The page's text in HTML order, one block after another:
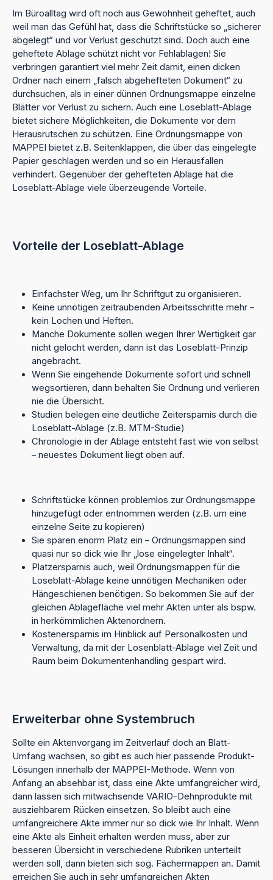
Im Büroalltag wird oft noch aus Gewohnheit geheftet, auch
weil man das Gefühl hat, dass die Schriftstücke so „sicherer
abgelegt“ und vor Verlust geschützt sind. Doch auch eine
geheftete Ablage schützt nicht vor Fehlablagen! Sie
verbringen garantiert viel mehr Zeit damit, einen dicken
Ordner nach einem „falsch abgehefteten Dokument“ zu
durchsuchen, als in einer dünnen Ordnungsmappe einzelne
Blätter vor Verlust zu sichern. Auch eine Loseblatt-Ablage
bietet sichere Möglichkeiten, die Dokumente vor dem
Herausrutschen zu schützen. Eine Ordnungsmappe von
MAPPEI bietet z.B. Seitenklappen, die über das eingelegte
Papier geschlagen werden und so ein Herausfallen
verhindert. Gegenüber der gehefteten Ablage hat die
Loseblatt-Ablage viele überzeugende Vorteile.
Vorteile der Loseblatt-Ablage
Einfachster Weg, um Ihr Schriftgut zu organisieren.
Keine unnötigen zeitraubenden Arbeitsschritte mehr –
kein Lochen und Heften.
Manche Dokumente sollen wegen Ihrer Wertigkeit gar
nicht gelocht werden, dann ist das Loseblatt-Prinzip
angebracht.
Wenn Sie eingehende Dokumente sofort und schnell
wegsortieren, dann behalten Sie Ordnung und verlieren
nie die Übersicht.
Studien belegen eine deutliche Zeitersparnis durch die
Loseblatt-Ablage (z.B. MTM-Studie)
Chronologie in der Ablage entsteht fast wie von selbst
– neuestes Dokument liegt oben auf.
Schriftstücke können problemlos zur Ordnungsmappe
hinzugefügt oder entnommen werden (z.B. um eine
einzelne Seite zu kopieren)
Sie sparen enorm Platz ein – Ordnungsmappen sind
quasi nur so dick wie Ihr „lose eingelegter Inhalt“.
Platzersparnis auch, weil Ordnungsmappen für die
Loseblatt-Ablage keine unnötigen Mechaniken oder
Hängeschienen benötigen. So bekommen Sie auf der
gleichen Ablagefläche viel mehr Akten unter als bspw.
in herkömmlichen Aktenordnern.
Kostenersparnis im Hinblick auf Personalkosten und
Verwaltung, da mit der Losenblatt-Ablage viel Zeit und
Raum beim Dokumentenhandling gespart wird.
Erweiterbar ohne Systembruch
Sollte ein Aktenvorgang im Zeitverlauf doch an Blatt-
Umfang wachsen, so gibt es auch hier passende Produkt-
Lösungen innerhalb der MAPPEI-Methode. Wenn von
Anfang an absehbar ist, dass eine Akte umfangreicher wird,
dann lassen sich mitwachsende VARIO-Dehnprodukte mit
ausziehbarem Rücken einsetzen. So bleibt auch eine
umfangreichere Akte immer nur so dick wie Ihr Inhalt. Wenn
eine Akte als Einheit erhalten werden muss, aber zur
besseren Übersicht in verschiedene Rubriken unterteilt
werden soll, dann bieten sich sog. Fächermappen an. Damit
erreichen Sie auch in sehr umfangreichen Akten